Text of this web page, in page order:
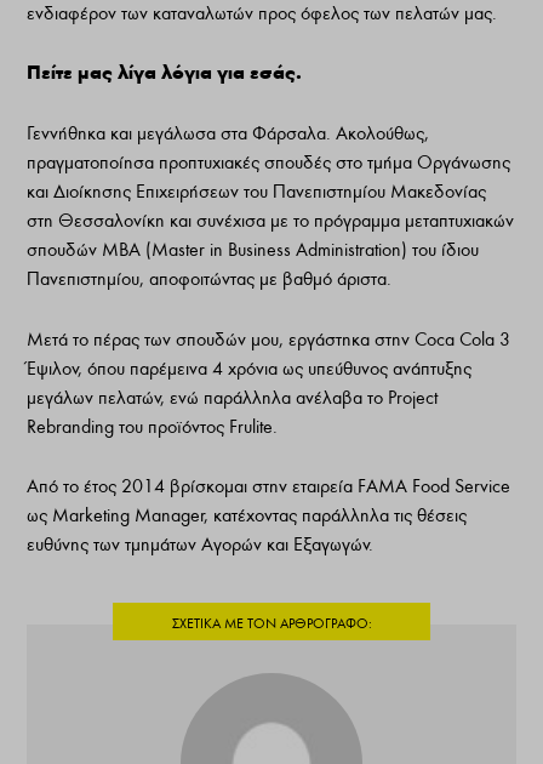
ενδιαφέρον των καταναλωτών προς όφελος των πελατών μας.
Πείτε μας λίγα λόγια για εσάς.
Γεννήθηκα και μεγάλωσα στα Φάρσαλα. Ακολούθως,
πραγματοποίησα προπτυχιακές σπουδές στο τμήμα Οργάνωσης
και Διοίκησης Επιχειρήσεων του Πανεπιστημίου Μακεδονίας
στη Θεσσαλονίκη και συνέχισα με το πρόγραμμα μεταπτυχιακών
σπουδών MBA (Master in Business Administration) του ίδιου
Πανεπιστημίου, αποφοιτώντας με βαθμό άριστα.
Μετά το πέρας των σπουδών μου, εργάστηκα στην Coca Cola 3
Έψιλον, όπου παρέμεινα 4 χρόνια ως υπεύθυνος ανάπτυξης
μεγάλων πελατών, ενώ παράλληλα ανέλαβα το Project
Rebranding του προϊόντος Frulite.
Από το έτος 2014 βρίσκομαι στην εταιρεία FAMA Food Service
ως Marketing Manager, κατέχοντας παράλληλα τις θέσεις
ευθύνης των τμημάτων Αγορών και Εξαγωγών.